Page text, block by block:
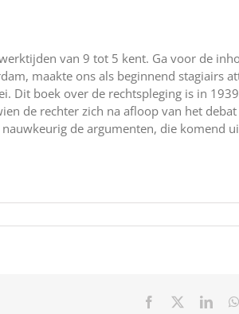
van 9 tot 5 kent. Ga voor de
maakte ons als beginnend stagiairs
Dit boek over de rechtspleging is in 1939
de rechter zich na afloop van het
de argumenten, die komend
Facebook